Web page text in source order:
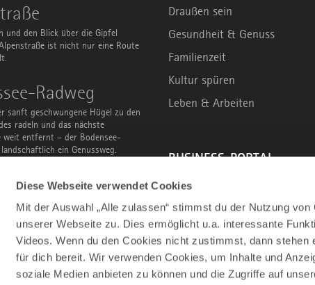
Diese Webseite verwendet Cookies
Mit der Auswahl „Alle zulassen“ stimmst du der Nutzung
unserer Webseite zu. Dies ermöglicht u.a. interessante
Videos. Wenn du den Cookies nicht zustimmst, dann stehen
für dich bereit. Wir verwenden Cookies, um Inhalte und
soziale Medien anbieten zu können und die Zugriffe auf
und den Blick über die Gipfel
ist nicht nur eine Route
Radweg
sanft geschwungene Hügel zu den
radeln und das nächste
entfernt – der Bodensee-
ein Genussweg.
und Bahn
kannst vor der Abreise sorglos
sogar gratis: Nutze Bus
Ob Familienausflug,
oder Wintersport – hier findest
Draußen sein
Gesundheit & Genuss
Familienzeit
Kultur spüren
Leben & Arbeiten
BUSINESS-PORTAL
Wirtschaftsstandort
Tourismus im Allgäu
Business Service: Angebote